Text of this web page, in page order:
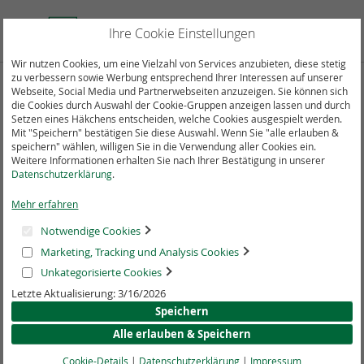
zum
Zum
Ende
der
Bildergalerie
springen
Ihre Cookie Einstellungen
Wir nutzen Cookies, um eine Vielzahl von Services anzubieten, diese stetig
zu verbessern sowie Werbung entsprechend Ihrer Interessen auf unserer
Webseite, Social Media und Partnerwebseiten anzuzeigen. Sie können sich
die Cookies durch Auswahl der Cookie-Gruppen anzeigen lassen und durch
Setzen eines Häkchens entscheiden, welche Cookies ausgespielt werden.
Mit "Speichern" bestätigen Sie diese Auswahl. Wenn Sie "alle erlauben &
speichern" wählen, willigen Sie in die Verwendung aller Cookies ein.
Weitere Informationen erhalten Sie nach Ihrer Bestätigung in unserer
Datenschutzerklärung.
Mehr erfahren
Notwendige Cookies
Marketing, Tracking und Analysis Cookies
Unkategorisierte Cookies
Letzte Aktualisierung: 3/16/2026
Speichern
Alle erlauben & Speichern
Cookie-Details | Datenschutzerklärung| Impressum